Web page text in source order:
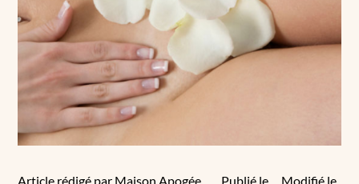
Article rédigé par Maison Apogée
Publié le
Modifié le